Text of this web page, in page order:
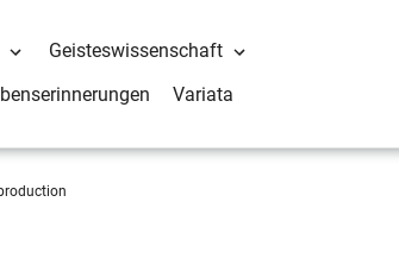
Geisteswissenschaft
Variata